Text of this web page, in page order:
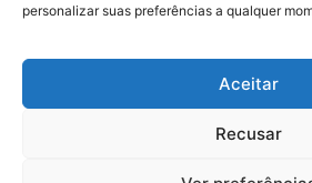
personalizar suas preferências a qualquer
Aceitar
Recusar
contato@newsespiritosanto.com.br
WhatsApp:
Participe do conteúdo do News ES